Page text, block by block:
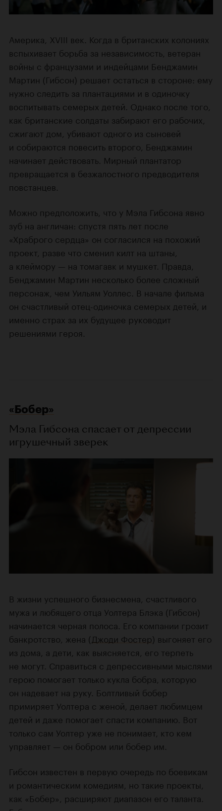
Америка, XVIII век. Когда в британских колониях
вспыхивает борьба за независимость, ветеран
войны с французами и индейцами Бенджамин
Мартин (Гибсон) решает остаться в стороне: ему
нужно следить за плантациями и в одиночку
воспитывать семерых детей. Однако после того,
как британские солдаты забирают его рабочих,
сжигают дом, убивают одного из сыновей
и собираются повесить второго, Бенджамин
начинает действовать. Мирный плантатор
превращается в безжалостного предводителя
повстанцев.
Можно предположить, что у Мэла Гибсона явно
зуб на англичан: спустя пять лет после
«Храброго сердца» он согласился на похожий
проект, разве что сменил килт на штаны,
а клеймору — на томагавк и мушкет. Правда,
Бенджамин Мартин несколько более сложный
персонаж, чем Уильям Уоллес. В начале фильма
он счастливый отец-одиночка семерых детей, и
именно страх за их будущее руководит
решениями героя.
«Бобер»
Мэла Гибсона спасает от депрессии
игрушечный зверек
В жизни успешного бизнесмена, счастливого
мужа и любящего отца Уолтера Блэка (Гибсон)
начинается черная полоса. Его компании грозит
банкротство, жена (Джоди Фостер) выгоняет его
из дома, а дети, как выясняется, его терпеть
не могут. Справиться с депрессивными мыслями
герою помогает только кукла бобра, которую
он надевает на руку. Болтливый бобер
примиряет Уолтера с женой, делает любимцем
детей и даже помогает спасти компанию. Вот
только сам Уолтер уже не понимает, кто кем
управляет — он бобром или бобер им.
Гибсон известен в первую очередь по боевикам
и романтическим комедиям, но такие проекты,
как «Бобер», расширяют диапазон его таланта.